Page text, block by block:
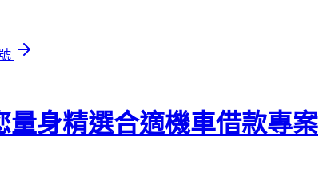
量身精選合適機車借款專案